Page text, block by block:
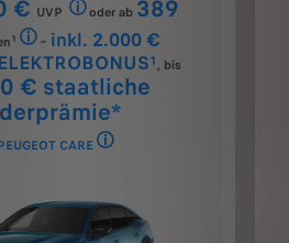
€ UVP
oder ab 389
1
Ein Kilometerleasingangebot für
− inkl. 2.000 €
1, bis
€ staatliche
CARE